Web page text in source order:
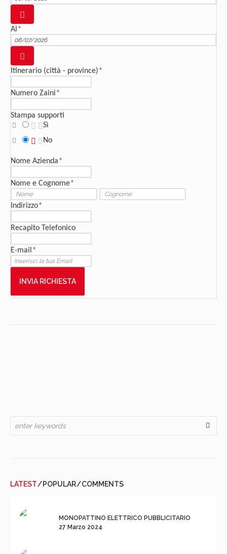
Al*
Itinerario (città - province)*
Numero Zaini*
Stampa supporti
Sì
No
Nome Azienda*
Nome e Cognome*
Indirizzo*
Recapito Telefonico
E-mail*
INVIA RICHIESTA
LATEST POPULAR COMMENTS
MONOPATTINO ELETTRICO PUBBLICITARIO
27 Marzo 2024